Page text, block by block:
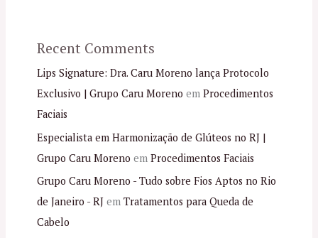
Recent Comments
Lips Signature: Dra. Caru Moreno lança Protocolo
Exclusivo | Grupo Caru Moreno em Procedimentos
Faciais
Especialista em Harmonização de Glúteos no RJ |
Grupo Caru Moreno em Procedimentos Faciais
Grupo Caru Moreno - Tudo sobre Fios Aptos no Rio
de Janeiro - RJem Tratamentos para Queda de
Cabelo